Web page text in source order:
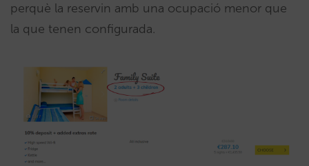
perquè la reservin amb una ocupació menor que
la que tenen configurada.